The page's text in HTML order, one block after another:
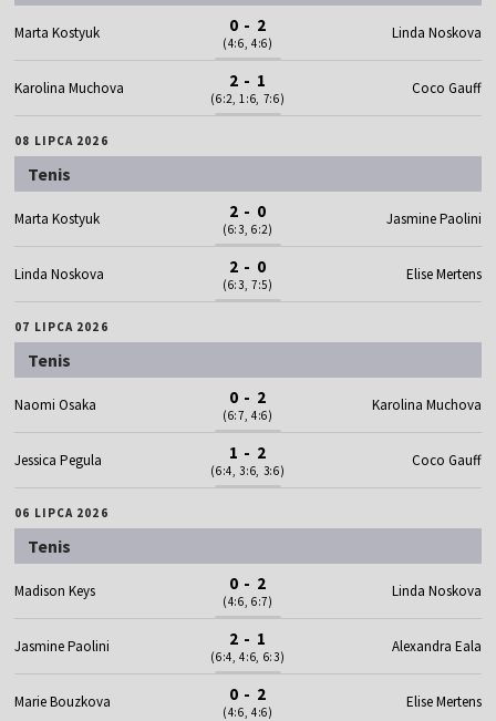
Marta Kostyuk 0 - 2
(4:6, 4:6)
Linda Noskova
Karolina Muchova 2 - 1
(6:2, 1:6, 7:6)
Coco Gauff
08 LIPCA 2026
Tenis
Marta Kostyuk 2 - 0
(6:3, 6:2)
Jasmine Paolini
Linda Noskova 2 - 0
(6:3, 7:5)
Elise Mertens
07 LIPCA 2026
Tenis
Naomi Osaka 0 - 2
(6:7, 4:6)
Karolina Muchova
Jessica Pegula 1 - 2
(6:4, 3:6, 3:6)
Coco Gauff
06 LIPCA 2026
Tenis
Madison Keys 0 - 2
(4:6, 6:7)
Linda Noskova
Jasmine Paolini 2 - 1
(6:4, 4:6, 6:3)
Alexandra Eala
Marie Bouzkova 0 - 2
(4:6, 4:6)
Elise Mertens